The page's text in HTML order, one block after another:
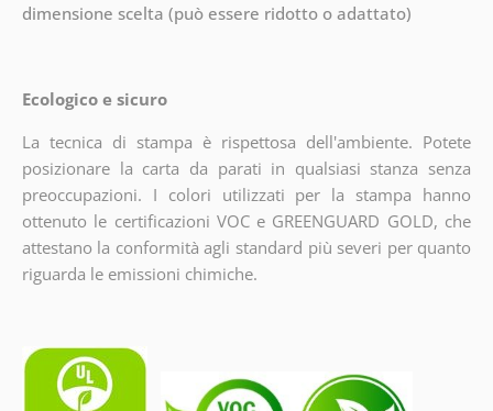
dimensione scelta (può essere ridotto o adattato)
Ecologico e sicuro
La tecnica di stampa è rispettosa dell'ambiente. Potete
posizionare la carta da parati in qualsiasi stanza senza
preoccupazioni. I colori utilizzati per la stampa hanno
ottenuto le certificazioni VOC e GREENGUARD GOLD, che
attestano la conformità agli standard più severi per quanto
riguarda le emissioni chimiche.